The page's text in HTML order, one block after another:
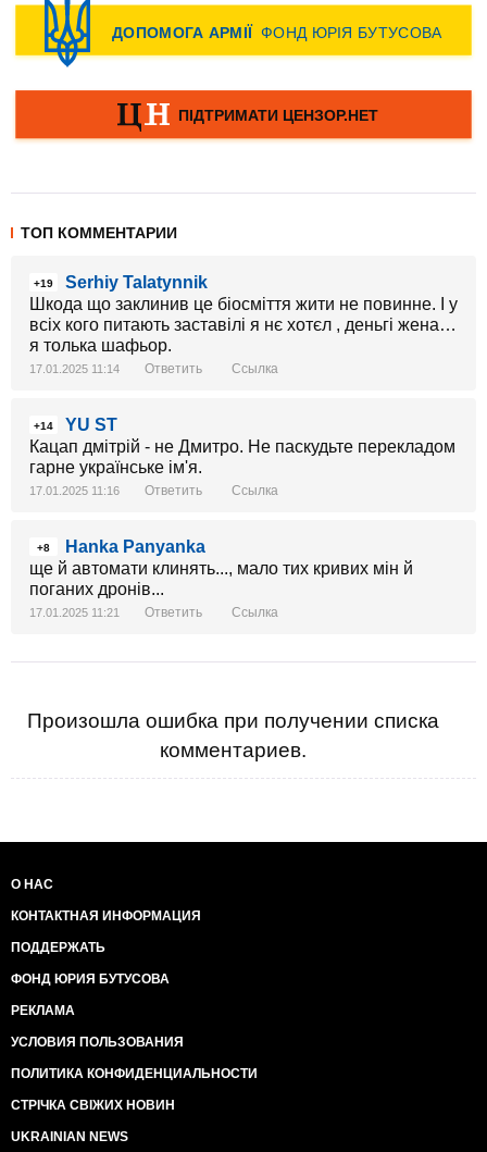
ТОП КОММЕНТАРИИ
+19
Serhiy Talatynnik
Шкода що заклинив це біосміття жити не повинне. І у
всіх кого питають заставілі я нє хотєл , деньгі жена…
я толька шафьор.
17.01.2025 11:14 Ответить Ссылка
+14
YU ST
Кацап дмітрій - не Дмитро. Не паскудьте перекладом
гарне українське ім'я.
17.01.2025 11:16 Ответить Ссылка
+8
Hanka Panyanka
ще й автомати клинять..., мало тих кривих мін й
поганих дронів...
17.01.2025 11:21 Ответить Ссылка
Произошла ошибка при получении списка
комментариев.
О НАС
КОНТАКТНАЯ ИНФОРМАЦИЯ
ПОДДЕРЖАТЬ
ФОНД ЮРИЯ БУТУСОВА
РЕКЛАМА
УСЛОВИЯ ПОЛЬЗОВАНИЯ
ПОЛИТИКА КОНФИДЕНЦИАЛЬНОСТИ
СТРІЧКА СВІЖИХ НОВИН
UKRAINIAN NEWS